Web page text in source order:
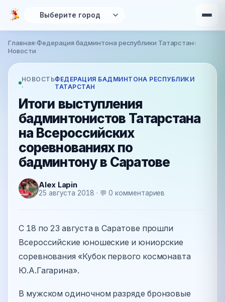
Перейти к основному содержанию
Вы здесь
Главная›Федерация бадминтона республики Татарстан›
Новости
НОВОСТЬ
·
ФЕДЕРАЦИЯ БАДМИНТОНА РЕСПУБЛИКИ
ТАТАРСТАН
Итоги выступления
бадминтонистов Татарстана
на Всероссийских
соревнованиях по
бадминтону в Саратове
Alex Lapin
25 августа 2018 · 💬 0 комментариев
С 18 по 23 августа в Саратове прошли
Всероссийские юношеские и юниорские
соревнования «Кубок первого космонавта
Ю.А.Гагарина».
В мужском одиночном разряде бронзовые